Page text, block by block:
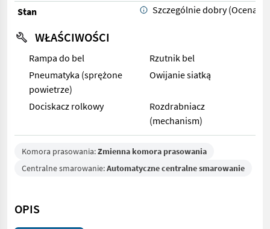
Stan
Szczególnie dobry (Ocena 1)
WŁAŚCIWOŚCI
Rampa do bel
Rzutnik bel
Pneumatyka (sprężone
powietrze)
Owijanie siatką
Dociskacz rolkowy
Rozdrabniacz
(mechanism)
Komora prasowania:Zmienna komora prasowania
Centralne smarowanie:Automatyczne centralne smarowanie
OPIS